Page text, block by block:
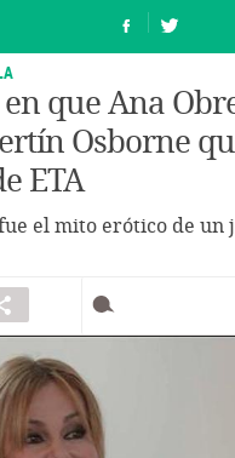
que Ana
Osborne
ETA
el mito erótico de un